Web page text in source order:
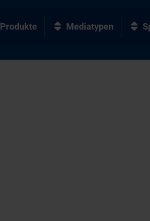
Produkte Mediatypen